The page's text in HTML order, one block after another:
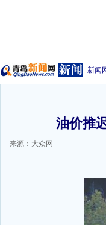
新闻
油价推
来源：大众网